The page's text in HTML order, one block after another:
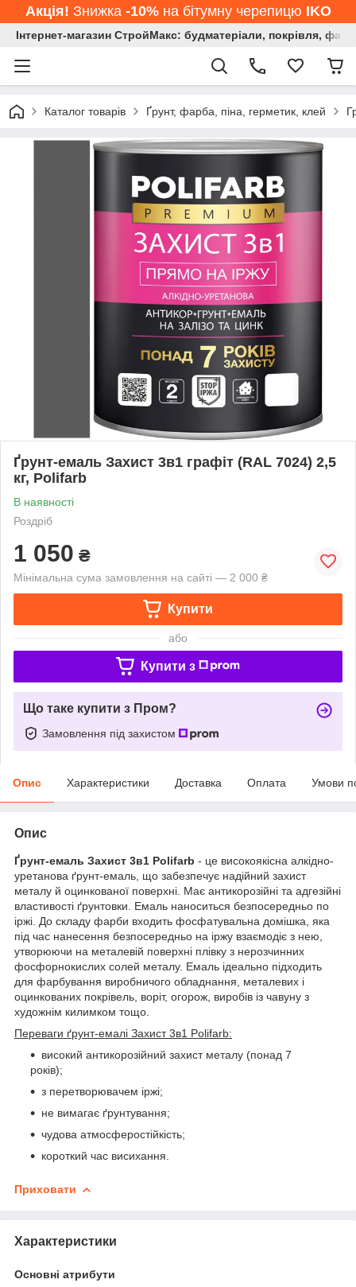
Акція! Знижка -10%на бітумну черепицю IKO
Інтернет-магазин СтройМакс: будматеріали, покрівля,
Каталог товарів Ґрунт, фарба, піна, герметик, клей
Ґрунт-емаль Захист 3в1 графіт (RAL 7024) 2,5
кг, Polifarb
В наявності
Роздріб
1 050 ₴
Мінімальна сума замовлення на сайті — 2 000 ₴
Купити
або
Купити з
Що таке купити з Пром?
Замовлення під захистом
Опис Характеристики Доставка Оплата Умови
Опис
Ґрунт-емаль Захист 3в1 Polifarb - це високоякісна алкідно-
уретанова ґрунт-емаль, що забезпечує надійний захист
металу й оцинкованої поверхні. Має антикорозійні та адгезійні
властивості ґрунтовки. Емаль наноситься безпосередньо по
іржі. До складу фарби входить фосфатувальна домішка, яка
під час нанесення безпосередньо на іржу взаємодіє з нею,
утворюючи на металевій поверхні плівку з нерозчинних
фосфорнокислих солей металу. Емаль ідеально підходить
для фарбування виробничого обладнання, металевих і
оцинкованих покрівель, воріт, огорож, виробів із чавуну з
художнім килимком тощо.
Переваги ґрунт-емалі Захист 3в1 Polifarb:
високий антикорозійний захист металу (понад 7
років);
з перетворювачем іржі;
не вимагає ґрунтування;
чудова атмосферостійкість;
короткий час висихання.
Приховати
Характеристики
Основні атрибути